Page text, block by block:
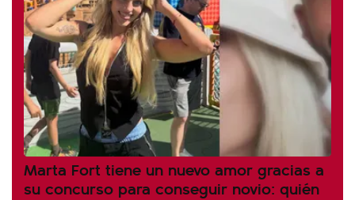
Marta Fort tiene un nuevo amor gracias a
su concurso para conseguir novio: quién